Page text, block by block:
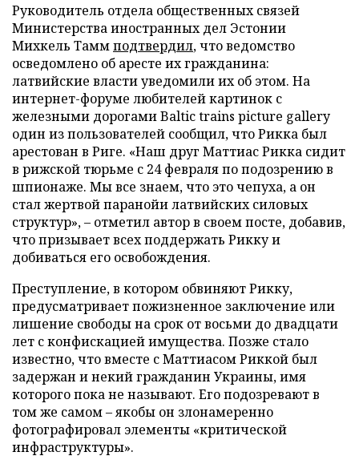
Руководитель отдела общественных связей
Министерства иностранных дел Эстонии
Михкель Таммподтвердил, что ведомство
осведомлено об аресте их гражданина:
латвийские власти уведомили их об этом. На
интернет-форуме любителей картинок с
железными дорогами Baltic trains picture gallery
один из пользователей сообщил, что Рикка был
арестован в Риге. «Наш друг Маттиас Рикка сидит
в рижской тюрьме с 24 февраля по подозрению в
шпионаже. Мы все знаем, что это чепуха, а он
стал жертвой паранойи латвийских силовых
структур», – отметил автор в своем посте, добавив,
что призывает всех поддержать Рикку и
добиваться его освобождения.
Преступление, в котором обвиняют Рикку,
предусматривает пожизненное заключение или
лишение свободы на срок от восьми до двадцати
лет с конфискацией имущества. Позже стало
известно, что вместе с Маттиасом Риккой был
задержан и некий гражданин Украины, имя
которого пока не называют. Его подозревают в
том же самом – якобы он злонамеренно
фотографировал элементы «критической
инфраструктуры».